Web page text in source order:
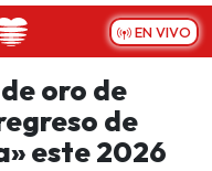
EN VIVO
oro de
de
este 2026